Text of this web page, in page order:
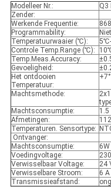
Modelleer Nr.:
Q3
Zender:
Werkende Frequentie:
Programmability:
Temperatuurwaaier (℃):
Controle Temp.Range (℃):
Temp.Meas.Accuracy:
Gevoeligheid:
Het ontdooien
Temperatuur:
Machtsmethode:
Machtsconsumptie:
1.5
Afmetingen:
Temperaturen. Sensortype:
Ontvanger:
Machtsconsumptie:
6W
Voedingvoltage:
Verwisselbaar Voltage:
24
Verwisselbare Stroom:
6
Transmissieafstand: